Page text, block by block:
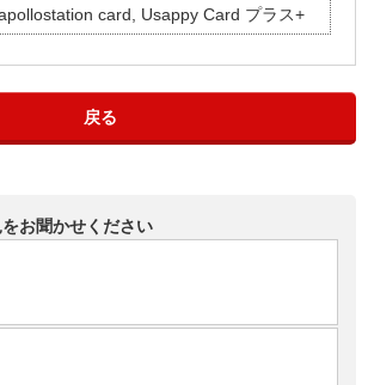
card, Usappy Card プラス+
戻る
お聞かせください